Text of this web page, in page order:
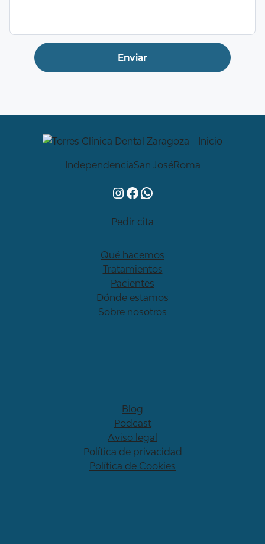
IndependenciaSan JoséRoma
Instagram
Facebook
WhatsApp
Pedir cita
Qué hacemos
Tratamientos
Pacientes
Dónde estamos
Sobre nosotros
Blog
Podcast
Aviso legal
Política de privacidad
Política de Cookies